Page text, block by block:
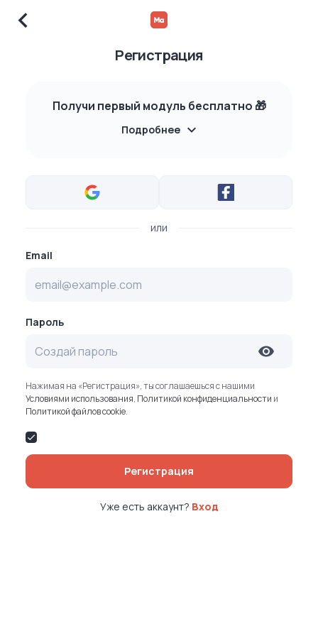
Регистрация
Получи первый модуль бесплатно 🎁
Подробнее
или
Email
Пароль
Нажимая на «Регистрация», ты соглашаешься с нашими
Условиями использования, Политикой конфиденциальности и
Политикой файлов cookie.
Регистрация
Уже есть аккаунт? Вход